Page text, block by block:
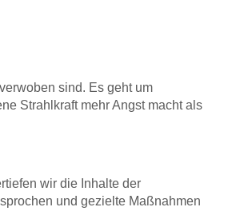
sind. Es geht um
Strahlkraft mehr Angst macht als
wir die Inhalte der
und gezielte Maßnahmen